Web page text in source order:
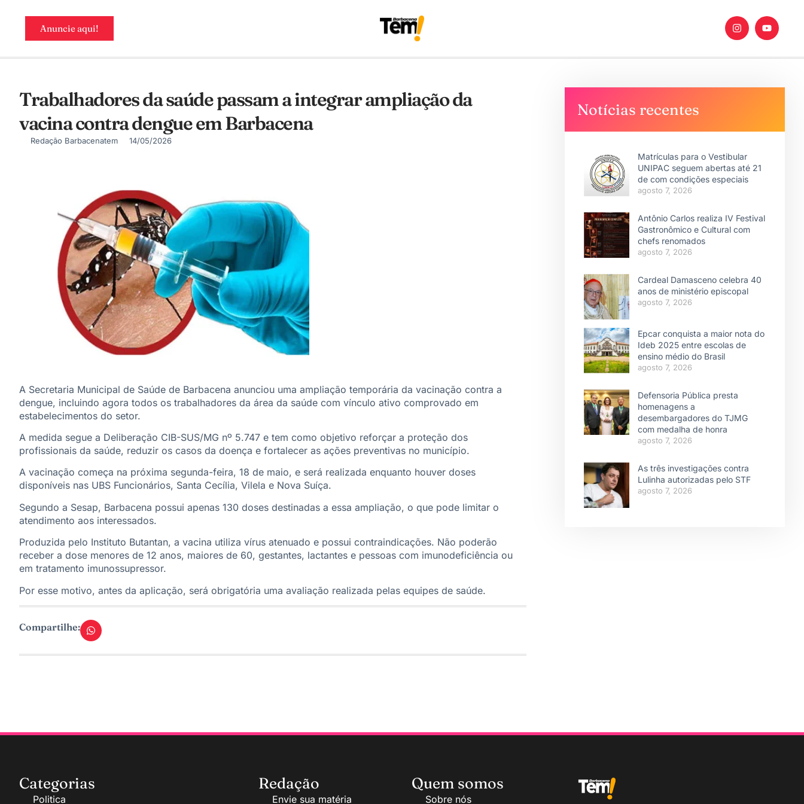
Anuncie aqui!
Trabalhadores da saúde passam a integrar ampliação da
vacina contra dengue em Barbacena
Redação Barbacenatem 14/05/2026
A Secretaria Municipal de Saúde de Barbacena anunciou uma ampliação temporária da vacinação contra a
dengue, incluindo agora todos os trabalhadores da área da saúde com vínculo ativo comprovado em
estabelecimentos do setor.
A medida segue a Deliberação CIB-SUS/MG nº 5.747 e tem como objetivo reforçar a proteção dos
profissionais da saúde, reduzir os casos da doença e fortalecer as ações preventivas no município.
A vacinação começa na próxima segunda-feira, 18 de maio, e será realizada enquanto houver doses
disponíveis nas UBS Funcionários, Santa Cecília, Vilela e Nova Suíça.
Segundo a Sesap, Barbacena possui apenas 130 doses destinadas a essa ampliação, o que pode limitar o
atendimento aos interessados.
Produzida pelo Instituto Butantan, a vacina utiliza vírus atenuado e possui contraindicações. Não poderão
receber a dose menores de 12 anos, maiores de 60, gestantes, lactantes e pessoas com imunodeficiência ou
em tratamento imunossupressor.
Por esse motivo, antes da aplicação, será obrigatória uma avaliação realizada pelas equipes de saúde.
Compartilhe:
Notícias recentes
Matrículas para o Vestibular
UNIPAC seguem abertas até 21
de com condições especiais
agosto 7, 2026
Antônio Carlos realiza IV Festival
Gastronômico e Cultural com
chefs renomados
agosto 7, 2026
Cardeal Damasceno celebra 40
anos de ministério episcopal
agosto 7, 2026
Epcar conquista a maior nota do
Ideb 2025 entre escolas de
ensino médio do Brasil
agosto 7, 2026
Defensoria Pública presta
homenagens a
desembargadores do TJMG
com medalha de honra
agosto 7, 2026
As três investigações contra
Lulinha autorizadas pelo STF
agosto 7, 2026
Categorias
Politica
Redação
Envie sua matéria
Quem somos
Sobre nós